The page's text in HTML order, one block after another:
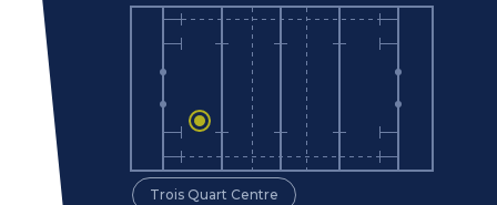
Trois Quart Centre